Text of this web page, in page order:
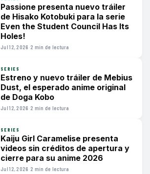
Passione presenta nuevo tráiler
de Hisako Kotobuki para la serie
Even the Student Council Has Its
Holes!
Jul 12, 2026 ·2 min de lectura
SERIES
Estreno y nuevo tráiler de Mebius
Dust, el esperado anime original
de Doga Kobo
Jul 12, 2026 ·2 min de lectura
SERIES
Kaiju Girl Caramelise presenta
videos sin créditos de apertura y
cierre para su anime 2026
Jul 12, 2026 ·2 min de lectura